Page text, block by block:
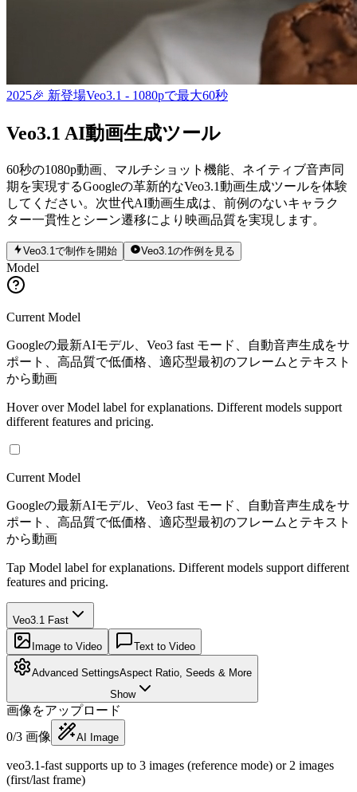
2025🎉 新登場Veo3.1 - 1080pで最大60秒
Veo3.1 AI動画生成ツール
60秒の1080p動画、マルチショット機能、ネイティブ音声同
期を実現するGoogleの革新的なVeo3.1動画生成ツールを体験
してください。次世代AI動画生成は、前例のないキャラク
ター一貫性とシーン遷移により映画品質を実現します。
Veo3.1で制作を開始 Veo3.1の作例を見る
Model
Current Model
Googleの最新AIモデル、Veo3 fast モード、自動音声生成をサ
ポート、高品質で低価格、適応型最初のフレームとテキスト
から動画
Hover over Model label for explanations. Different models support
different features and pricing.
Current Model
Googleの最新AIモデル、Veo3 fast モード、自動音声生成をサ
ポート、高品質で低価格、適応型最初のフレームとテキスト
から動画
Tap Model label for explanations. Different models support different
features and pricing.
Veo3.1 Fast
Image to Video Text to Video
Advanced SettingsAspect Ratio, Seeds & More
Show
画像をアップロード
0/3 画像 AI Image
veo3.1-fast supports up to 3 images (reference mode) or 2 images
(first/last frame)